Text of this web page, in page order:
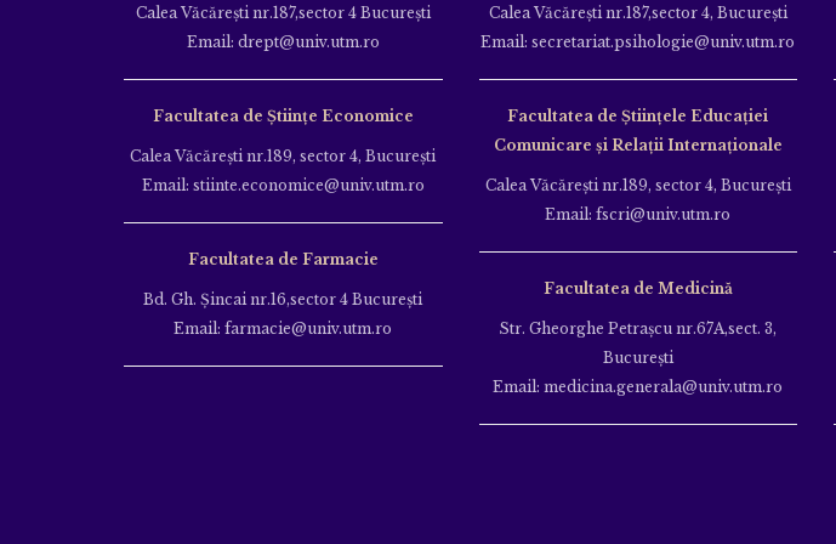
Calea Văcăreşti nr.187,sector 4 Bucureşti
Email: drept@univ.utm.ro
Facultatea de Științe Economice
Calea Văcăreşti nr.189, sector 4, Bucureşti
Email: stiinte.economice@univ.utm.ro
Facultatea de Farmacie
Bd. Gh. Şincai nr.16,sector 4 Bucureşti
Email: farmacie@univ.utm.ro
Calea Văcăreşti nr.187,sector 4, Bucureşti
Email: secretariat.psihologie@univ.utm.ro
Facultatea de Ştiinţele Educației
Comunicare și Relații Internaționale
Calea Văcăreşti nr.189, sector 4, Bucureşti
Email: fscri@univ.utm.ro
Facultatea de Medicină
Str. Gheorghe Petraşcu nr.67A,sect. 3,
Bucureşti
Email: medicina.generala@univ.utm.ro